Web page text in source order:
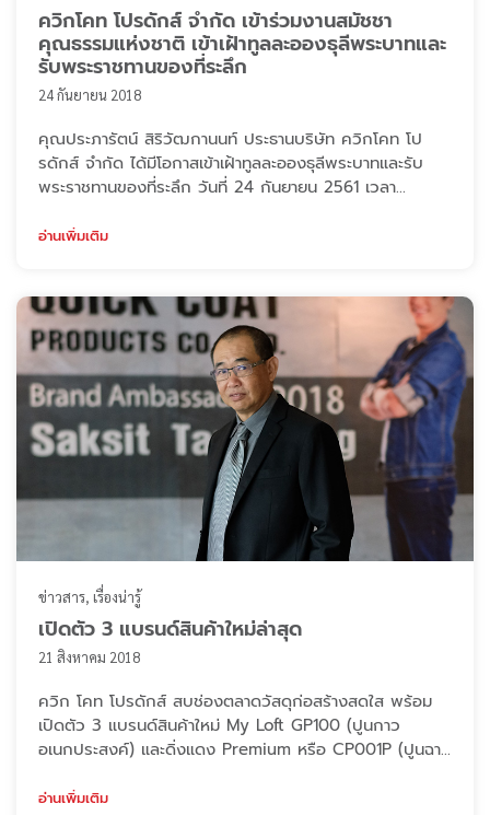
ควิกโคท โปรดักส์ จำกัด เข้าร่วมงานสมัชชา
คุณธรรมแห่งชาติ เข้าเฝ้าทูลละอองธุลีพระบาทและ
รับพระราชทานของที่ระลึก
24 กันยายน 2018
คุณประภารัตน์ สิริวัฒกานนท์ ประธานบริษัท ควิกโคท โป
รดักส์ จำกัด ได้มีโอกาสเข้าเฝ้าทูลละอองธุลีพระบาทและรับ
พระราชทานของที่ระลึก วันที่ 24 กันยายน 2561 เวลา
มหิดล เนื่องด้วยทางบริษัทได้ร่วมบริจาคเงินเพื่อใช้ในกิจการ
ทุกคนที่อยู่ภายใต้การปกครองข ...
อ่านเพิ่มเติม
ข่าวสาร เรื่องน่ารู้
เปิดตัว 3 แบรนด์สินค้าใหม่ล่าสุด
21 สิงหาคม 2018
ควิก โคท โปรดักส์ สบช่องตลาดวัสดุก่อสร้างสดใส พร้อม
เปิดตัว 3 แบรนด์สินค้าใหม่ My Loft GP100 (ปูนกาว
อเนกประสงค์) และดิ่งแดง Premium หรือ CP001P (ปูนฉาบ
รดักส์ ชี้อุตสาหกรรมอสังหาฯ เริ่มมีสัญญาณ​โตต่อเนื่อง
อ่านเพิ่มเติม